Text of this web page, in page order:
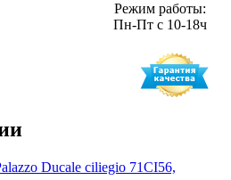
Режим работы:
Пн-Пт с 10-18ч